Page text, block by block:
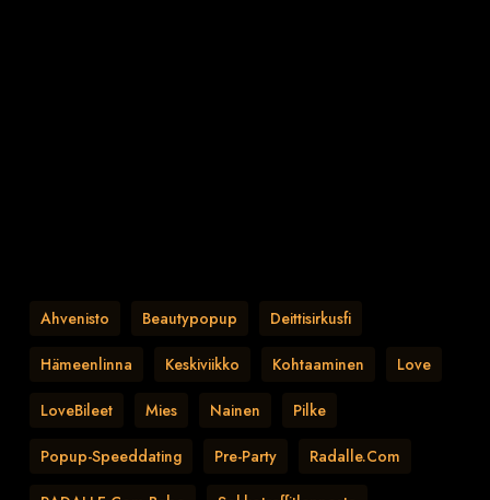
Ahvenisto Beautypopup Deittisirkusfi
Hämeenlinna Keskiviikko Kohtaaminen Love
LoveBileet Mies Nainen Pilke
Popup-Speeddating Pre-Party Radalle.com